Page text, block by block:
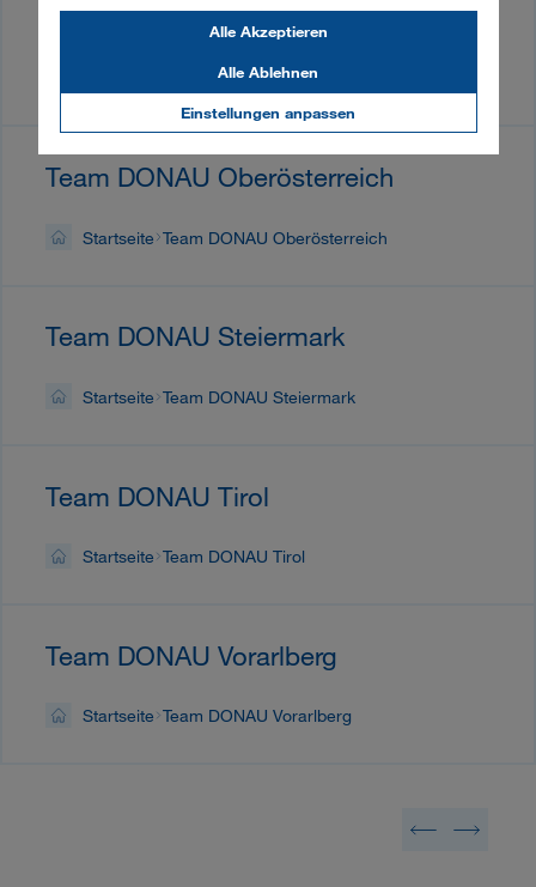
Einstellungen anpassen
Alle Ablehnen
Alle Akzeptieren
Team DONAU Niederösterreich
Team DONAU Niederösterreich
Team DONAU Oberösterreich
Startseite Team DONAU Oberösterreich
Team DONAU Steiermark
Startseite Team DONAU Steiermark
Team DONAU Tirol
Startseite Team DONAU Tirol
Team DONAU Vorarlberg
Startseite Team DONAU Vorarlberg